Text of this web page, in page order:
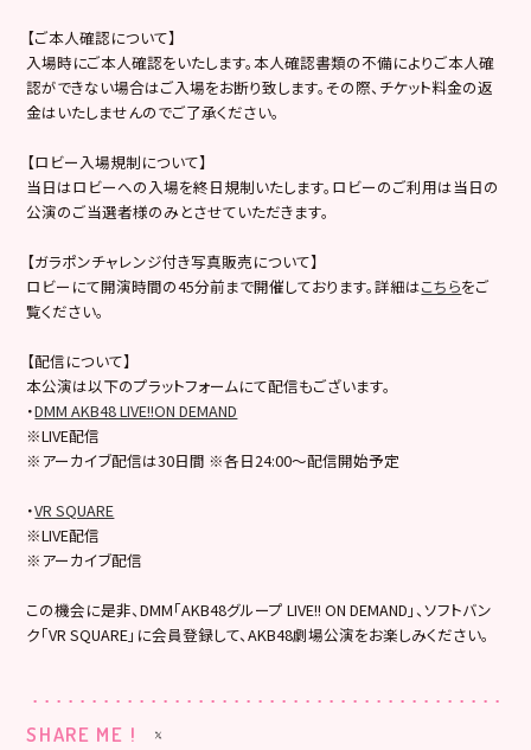
【ご本人確認について】
入場時にご本人確認をいたします。本人確認書類の不備によりご本人確
認ができない場合はご入場をお断り致します。その際、チケット料金の返
金はいたしませんのでご了承ください。
【ロビー入場規制について】
当日はロビーへの入場を終日規制いたします。ロビーのご利用は当日の
公演のご当選者様のみとさせていただきます。
【ガラポンチャレンジ付き写真販売について】
ロビーにて開演時間の45分前まで開催しております。詳細はこちらをご
覧ください。
【配信について】
本公演は以下のプラットフォームにて配信もございます。
・DMM AKB48 LIVE!!ON DEMAND
※LIVE配信
※アーカイブ配信は30日間 ※各日24:00～配信開始予定
・VR SQUARE
※LIVE配信
※アーカイブ配信
この機会に是非、DMM「AKB48グループ LIVE!! ON DEMAND」、ソフトバン
ク「VR SQUARE」に会員登録して、AKB48劇場公演をお楽しみください。
SHARE ME !